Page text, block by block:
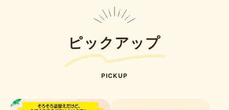
ピックアップ
PICKUP